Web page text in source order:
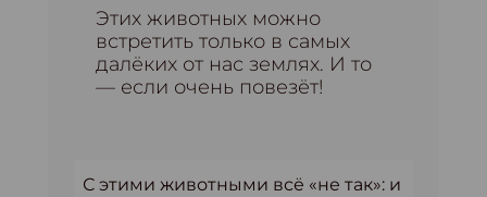
Этих животных можно
встретить только в самых
далёких от нас землях. И то
— если очень повезёт!
С этими животными всё «не так»: и